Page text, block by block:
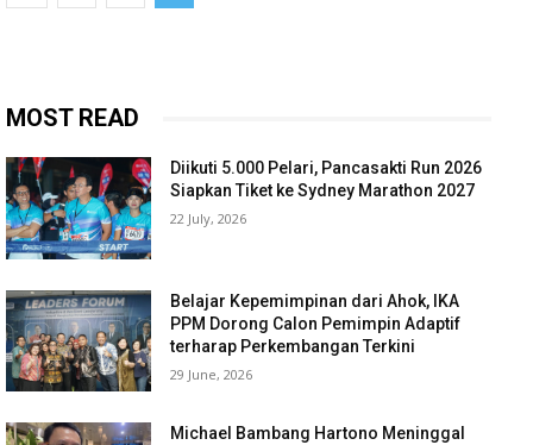
MOST READ
Diikuti 5.000 Pelari, Pancasakti Run 2026
Siapkan Tiket ke Sydney Marathon 2027
22 July, 2026
Belajar Kepemimpinan dari Ahok, IKA
PPM Dorong Calon Pemimpin Adaptif
terharap Perkembangan Terkini
29 June, 2026
Michael Bambang Hartono Meninggal